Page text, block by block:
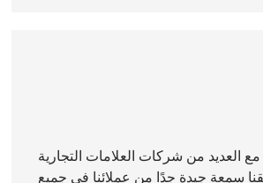
مع العديد من شركات العلامات التجارية
سمعة جيدة جدًا من عملائنا في جميع